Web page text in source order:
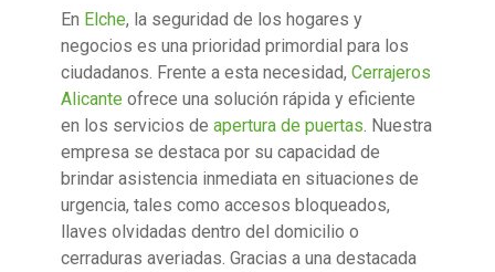
En Elche, la seguridad de los hogares y
negocios es una prioridad primordial para los
ciudadanos. Frente a esta necesidad, Cerrajeros
Alicante ofrece una solución rápida y eficiente
en los servicios de apertura de puertas . Nuestra
empresa se destaca por su capacidad de
brindar asistencia inmediata en situaciones de
urgencia, tales como accesos bloqueados,
llaves olvidadas dentro del domicilio o
cerraduras averiadas. Gracias a una destacada